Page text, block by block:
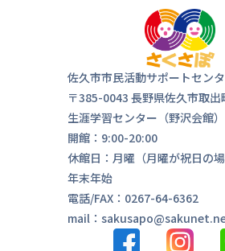
佐久市市民活動サポートセン
〒385-0043 長野県佐久市取
生涯学習センター（野沢会館）
開館：9:00-20:00
休館日：月曜（月曜が祝日の
年末年始
電話/FAX：0267-64-6362
mail：